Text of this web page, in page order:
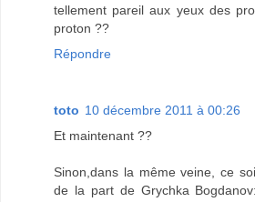
tellement pareil aux yeux des
proton ??
Répondre
toto 10 décembre 2011 à 00:26
Et maintenant ??
Sinon,dans la même veine, ce
de la part de Grychka